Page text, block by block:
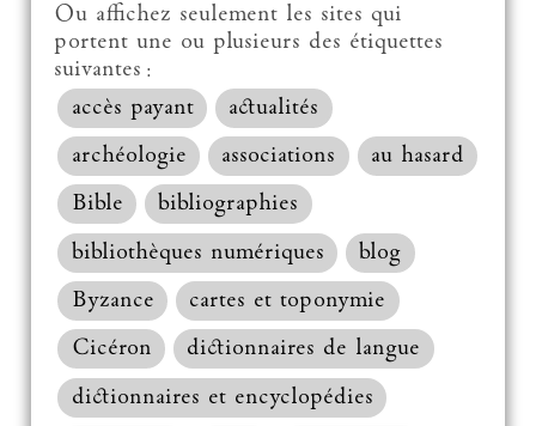
Ou affichez seulement les sites qui
portent une ou plusieurs des étiquettes
suivantes :
accès payant
actualités
archéologie
associations
au hasard
Bible
bibliographies
bibliothèques numériques
blog
Byzance
cartes et toponymie
Cicéron
dictionnaires de langue
dictionnaires et encyclopédies